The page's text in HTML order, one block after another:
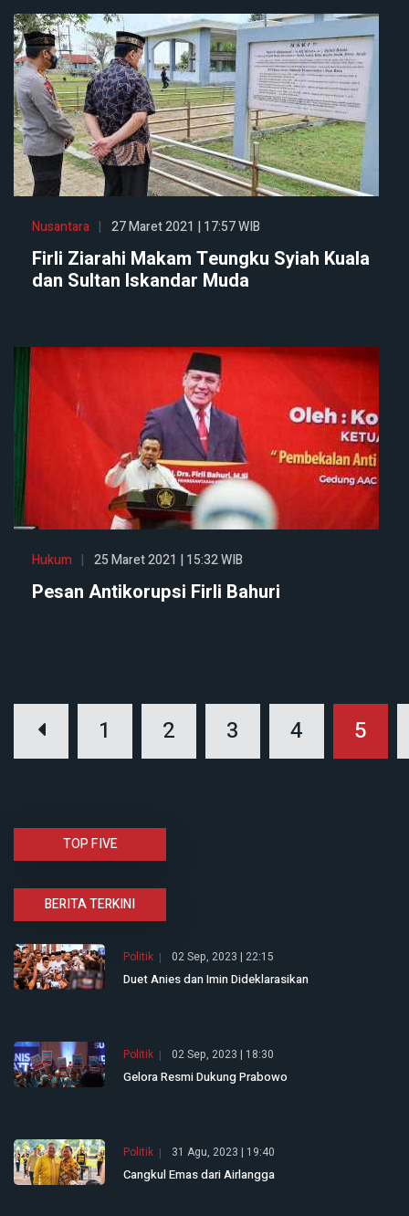
Nusantara 27 Maret 2021 | 17:57 WIB
Firli Ziarahi Makam Teungku Syiah Kuala
dan Sultan Iskandar Muda
Hukum 25 Maret 2021 | 15:32 WIB
Pesan Antikorupsi Firli Bahuri
1 2 3 4 5
TOP FIVE
BERITA TERKINI
Politik 02 Sep, 2023 | 22:15
Duet Anies dan Imin Dideklarasikan
Politik 02 Sep, 2023 | 18:30
Gelora Resmi Dukung Prabowo
Politik 31 Agu, 2023 | 19:40
Cangkul Emas dari Airlangga